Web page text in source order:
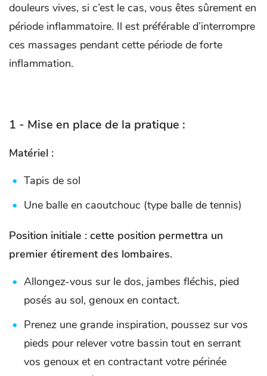
douleurs vives, si c’est le cas, vous êtes sûrement en
période inflammatoire. Il est préférable d’interrompre
ces massages pendant cette période de forte
inflammation.
1 - Mise en place de la pratique :
Matériel :
Tapis de sol
Une balle en caoutchouc (type balle de tennis)
Position initiale : cette position permettra un
premier étirement des lombaires.
Allongez-vous sur le dos, jambes fléchis, pied
posés au sol, genoux en contact.
Prenez une grande inspiration, poussez sur vos
pieds pour relever votre bassin tout en serrant
vos genoux et en contractant votre périnée